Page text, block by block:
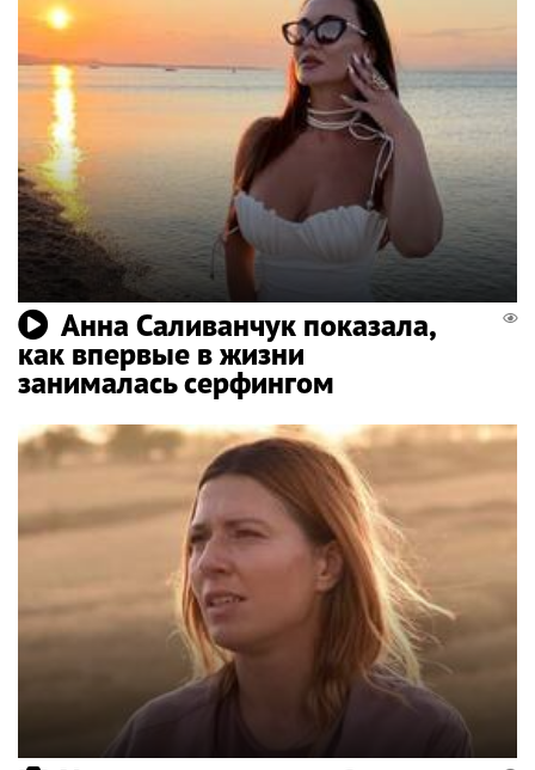
Анна Саливанчук показала,
как впервые в жизни
занималась серфингом